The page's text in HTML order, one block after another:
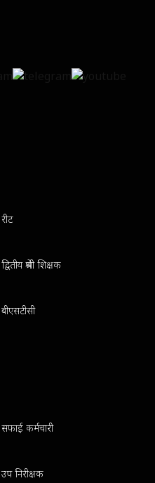
रीट
द्वितीय श्रेणी शिक्षक
बीएसटीसी
सफाई कर्मचारी
उप निरीक्षक